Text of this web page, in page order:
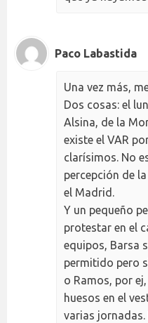
Paco Labastida
Una vez más,
Dos cosas: el
Alsina, de la
existe el VAR
clarísimos. No
percepción de
el Madrid.
Y un pequeño
protestar en el
equipos, Barsa
permitido pero
o Ramos, por
huesos en el
varias jornadas.